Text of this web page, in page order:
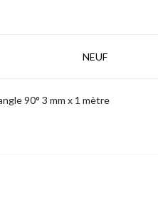
NEUF
90° 3 mm x 1 mètre